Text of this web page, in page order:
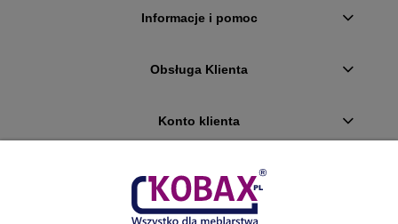
Informacje i pomoc
Obsługa Klienta
Konto klienta
Płatności i dostawa